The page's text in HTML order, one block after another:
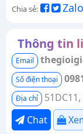
Chia sẻ: Zalo
Thông tin
Email
Số điện thoại
Địa chỉ
Chat